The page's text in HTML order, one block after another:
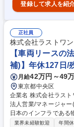
登録して求人を紹
正社員
株式会社ラストワ
【車両リースの
補)】年休127日/
月給42万円～49
東京都中央区
企業名 株式会社ラストワンマイ
法人営業/マネージャー(事
日本のインフラである
貨物領域を中心とし
業界未経験歓迎 年間